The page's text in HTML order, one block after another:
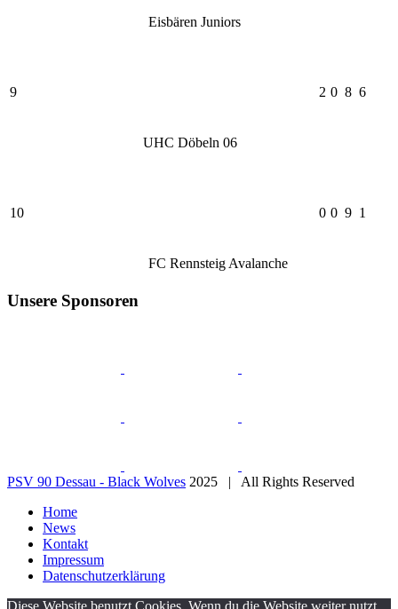
Eisbären Juniors
9
UHC Döbeln 06
2 0 8 6
10
FC Rennsteig Avalanche
0 0 9 1
Unsere Sponsoren
PSV 90 Dessau - Black Wolves 2025 | All Rights Reserved
Home
News
Kontakt
Impressum
Datenschutzerklärung
Diese Website benutzt Cookies. Wenn du die Website weiter nutzt,